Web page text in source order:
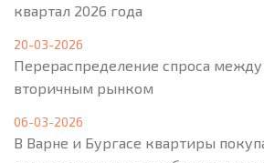
квартал 2026 года
20-03-2026
Перераспределение спроса
вторичным рынком
06-03-2026
В Варне и Бургасе квартиры